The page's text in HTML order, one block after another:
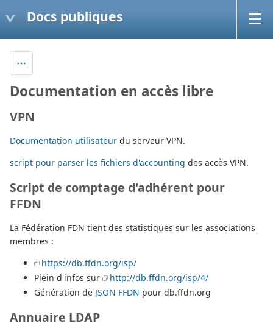
Docs publiques
Documentation en accès libre
VPN
Documentation utilisateur du serveur VPN.
script pour parser les fichiers d'accounting des accès VPN.
Script de comptage d'adhérent pour
FFDN
La Fédération FDN tient des statistiques sur les associations
membres :
https://db.ffdn.org/isp/
Plein d'infos sur
http://db.ffdn.org/isp/4/
Génération de JSON FFDN pour db.ffdn.org
Annuaire LDAP